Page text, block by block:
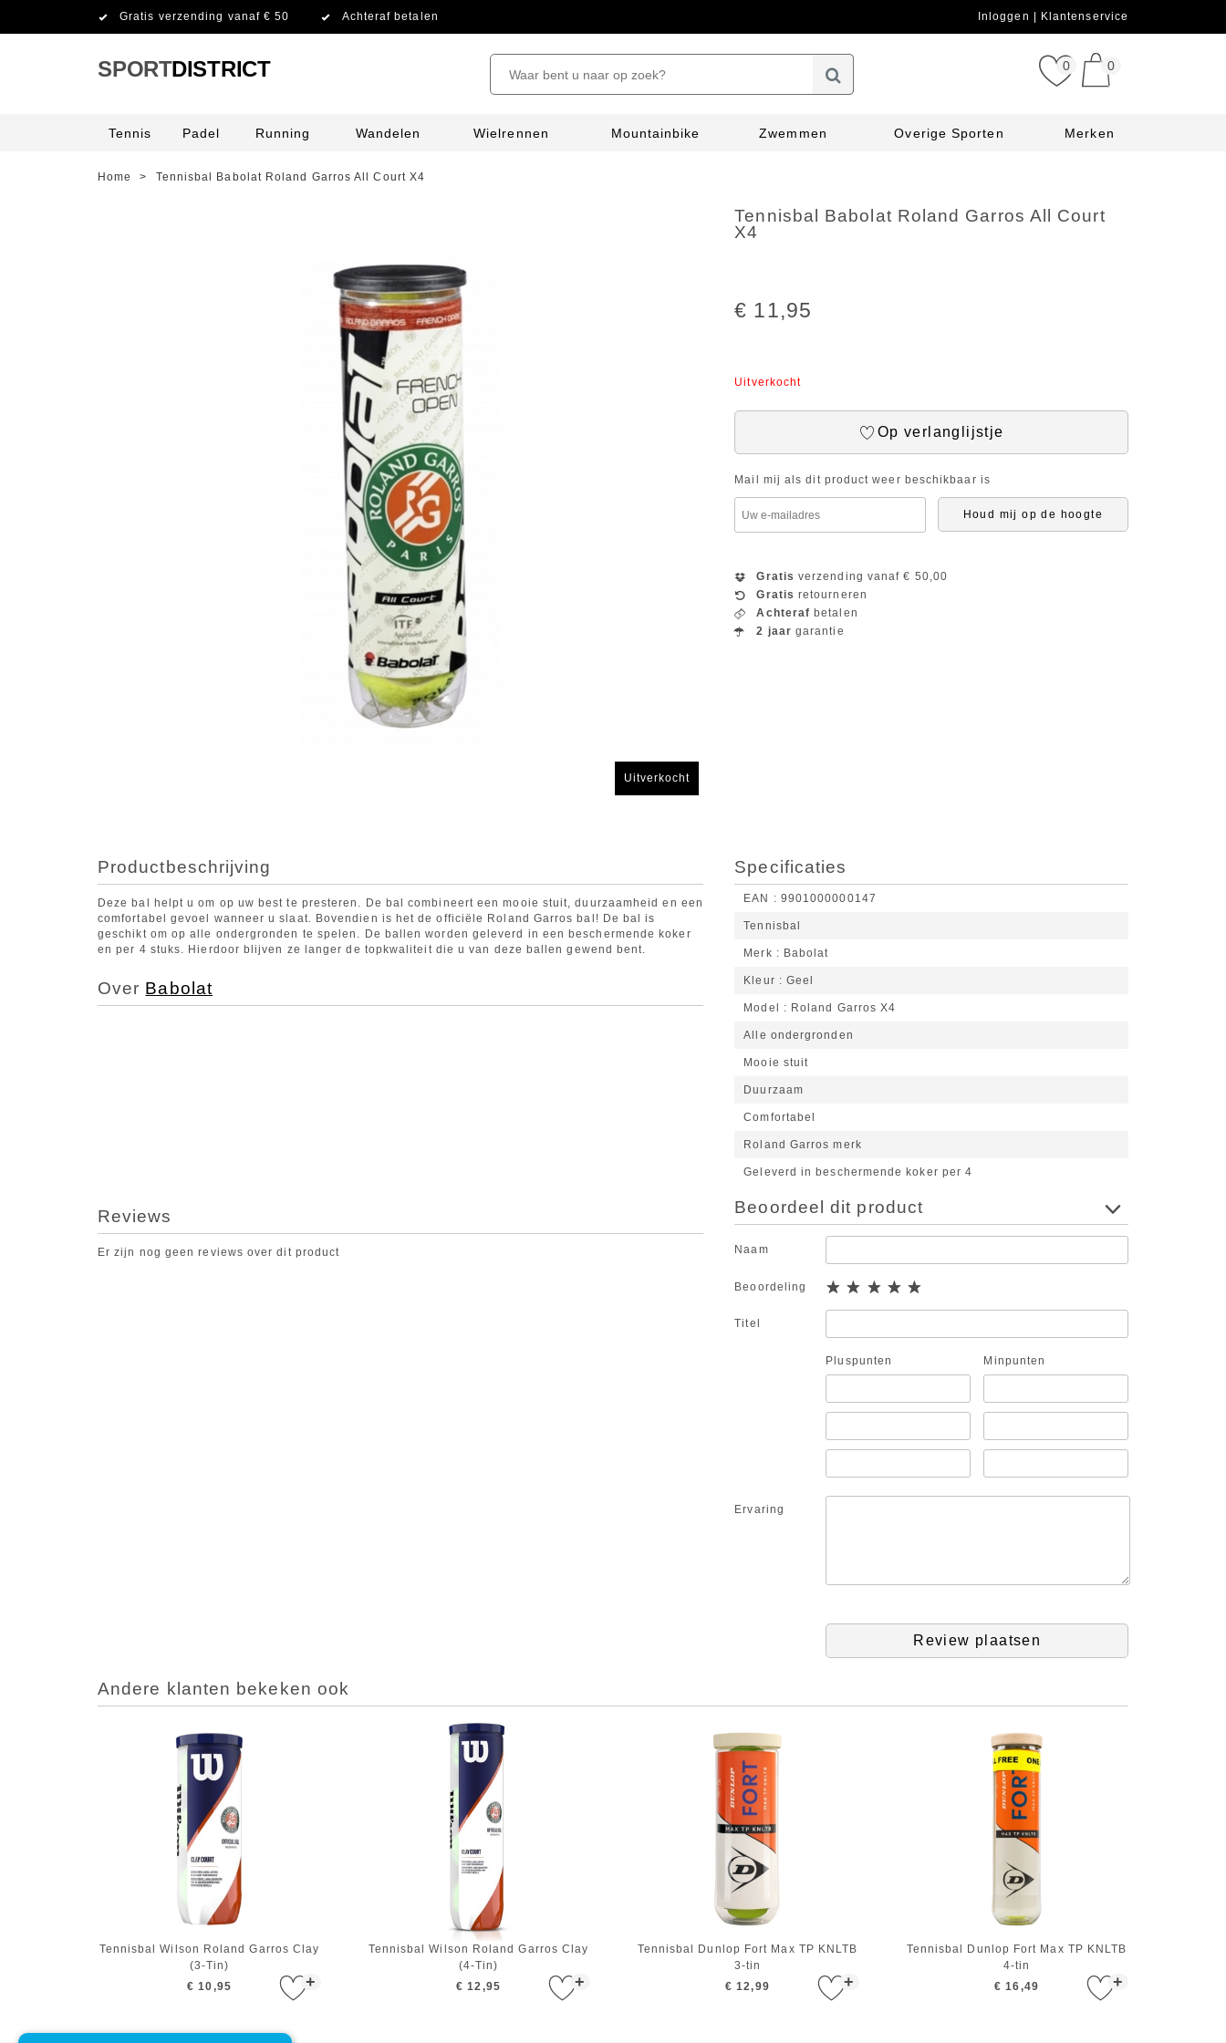
Gratis verzending vanaf € 50 Achteraf betalen Inloggen Klantenservice
SPORTDISTRICT 0 0
Tennis Padel Running Wandelen Wielrennen Mountainbike Zwemmen Overige Sporten Merken
Home > Tennisbal Babolat Roland Garros All Court X4
Uitverkocht
Tennisbal Babolat Roland Garros All Court
X4
€ 11,95
Uitverkocht
Op verlanglijstje
Mail mij als dit product weer beschikbaar is
Houd mij op de hoogte
Gratis verzending vanaf € 50,00
Gratis retourneren
Achteraf betalen
2 jaar garantie
Productbeschrijving
Deze bal helpt u om op uw best te presteren. De bal combineert een mooie stuit, duurzaamheid en een
comfortabel gevoel wanneer u slaat. Bovendien is het de officiële Roland Garros bal! De bal is
geschikt om op alle ondergronden te spelen. De ballen worden geleverd in een beschermende koker
en per 4 stuks. Hierdoor blijven ze langer de topkwaliteit die u van deze ballen gewend bent.
Over Babolat
Specificaties
EAN 9901000000147
Tennisbal
Merk Babolat
Kleur Geel
Model Roland Garros X4
Alle ondergronden
Mooie stuit
Duurzaam
Comfortabel
Roland Garros merk
Geleverd in beschermende koker per 4
Reviews
Er zijn nog geen reviews over dit product
Beoordeel dit product
Naam
Beoordeling
Titel
Pluspunten Minpunten
Ervaring
Review plaatsen
Andere klanten bekeken ook
+
Tennisbal Wilson Roland Garros Clay
(3-Tin)
€ 10,95
+
Tennisbal Wilson Roland Garros Clay
(4-Tin)
€ 12,95
+
Tennisbal Dunlop Fort Max TP KNLTB
3-tin
€ 12,99
+
Tennisbal Dunlop Fort Max TP KNLTB
4-tin
€ 16,49